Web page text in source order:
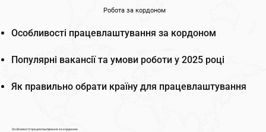
Робота за кордоном
Особливості працевлаштування за кордоном
Популярні вакансії та умови роботи у 2025 році
Як правильно обрати країну для працевлаштування
Особливості працевлаштування за кордоном